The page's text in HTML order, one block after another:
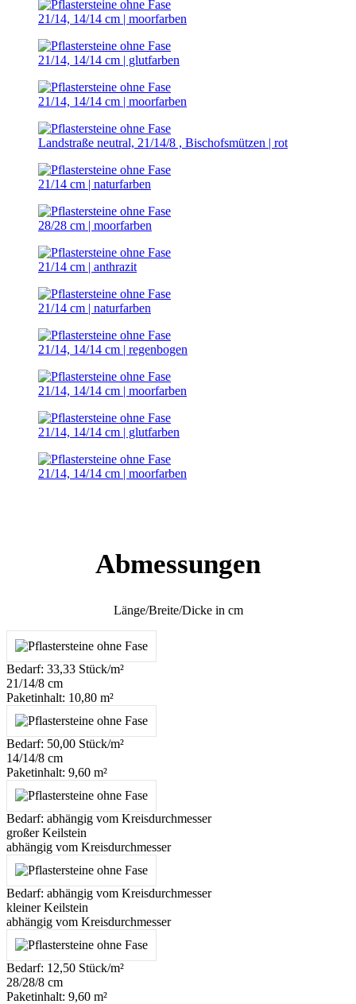
21/14, 14/14 cm | moorfarben
21/14, 14/14 cm | glutfarben
21/14, 14/14 cm | moorfarben
Landstraße neutral, 21/14/8 , Bischofsmützen | rot
21/14 cm | naturfarben
28/28 cm | moorfarben
21/14 cm | anthrazit
21/14 cm | naturfarben
21/14, 14/14 cm | regenbogen
21/14, 14/14 cm | moorfarben
21/14, 14/14 cm | glutfarben
21/14, 14/14 cm | moorfarben
Abmessungen
Länge/Breite/Dicke in cm​
Bedarf: 33,33 Stück/m²
21/14/8 cm
Paketinhalt: 10,80 m²
Bedarf: 50,00 Stück/m²
14/14/8 cm
Paketinhalt: 9,60 m²
Bedarf: abhängig vom Kreisdurchmesser
großer Keilstein
abhängig vom Kreisdurchmesser
Bedarf: abhängig vom Kreisdurchmesser
kleiner Keilstein
abhängig vom Kreisdurchmesser
Bedarf: 12,50 Stück/m²
28/28/8 cm
Paketinhalt: 9,60 m²